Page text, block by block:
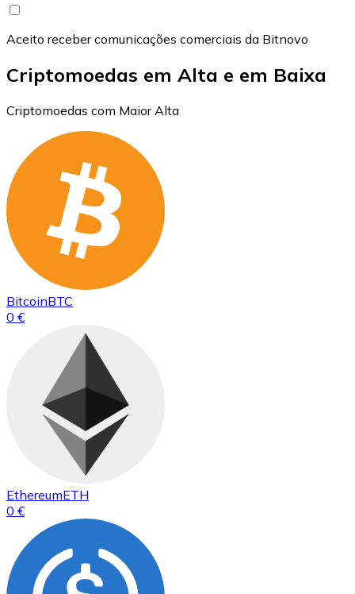
Aceito receber comunicações comerciais da Bitnovo
Criptomoedas em Alta e em Baixa
Criptomoedas com Maior Alta
BitcoinBTC
0 €
EthereumETH
0 €